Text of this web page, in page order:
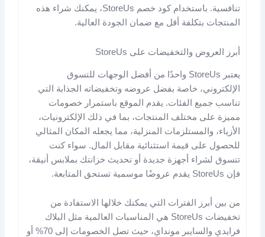
تنافسية. باستخدام كود خصم StoreUs، يمكنك شراء هذه
المنتجات بتكلفة أقل مع ضمان الجودة العالية.
أبرز العروض والتخفيضات على StoreUs
يعتبر StoreUs واحدًا من أفضل الوجهات للتسوق
الإلكتروني، خاصة بفضل عروضه وتخفيضاته الجذابة التي
تناسب جميع الفئات. يقدم الموقع باستمرار خصومات
مميزة على مختلف المنتجات، بما في ذلك الإلكترونيات،
الأزياء، والمستلزمات المنزلية، مما يجعله المكان المثالي
للحصول على قيمة استثنائية مقابل المال. سواء كنت
تتسوق لشراء أجهزة جديدة أو تحديث خزانتك بملابس أنيقة،
فإن StoreUs يقدم عروضًا موسمية تستحق المتابعة.
من بين أبرز الفترات التي يمكنك خلالها الاستفادة من
تخفيضات StoreUs هي المناسبات العالمية مثل البلاك
فرايدي والسايبر مونداي، حيث تصل الخصومات إلى 70% أو